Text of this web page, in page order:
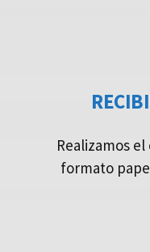
Realizamos
formato